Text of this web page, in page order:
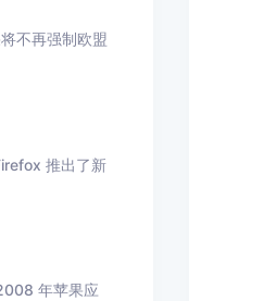
不再强制欧盟
推出了新
年苹果应